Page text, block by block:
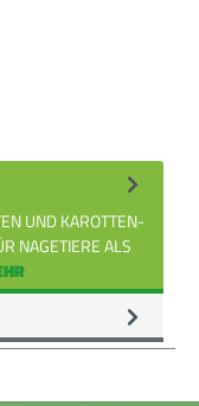
UND KAROTTEN-
NAGETIERE ALS